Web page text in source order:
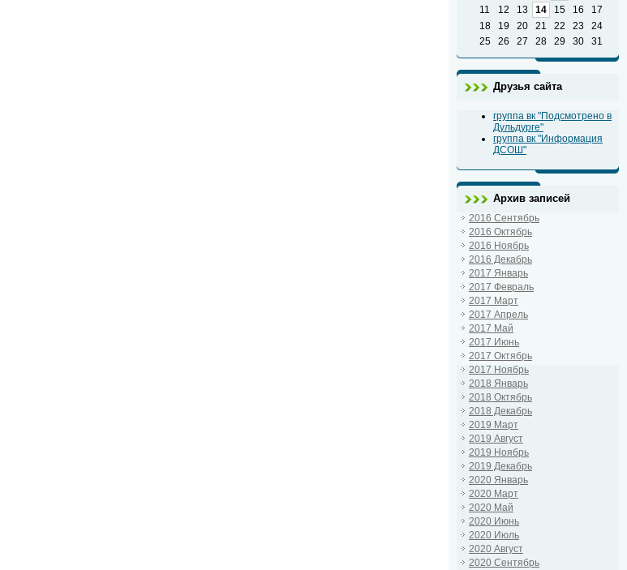
11
12 13 14 15 16
17
18
19 20 21 22 23
24
25
26 27 28 29 30 31
Друзья сайта
группа вк "Подсмотрено в
Дульдурге"
группа вк "Информация
ДСОШ"
Архив записей
2016 Сентябрь
2016 Октябрь
2016 Ноябрь
2016 Декабрь
2017 Январь
2017 Февраль
2017 Март
2017 Апрель
2017 Май
2017 Июнь
2017 Октябрь
2017 Ноябрь
2018 Январь
2018 Октябрь
2018 Декабрь
2019 Март
2019 Август
2019 Ноябрь
2019 Декабрь
2020 Январь
2020 Март
2020 Май
2020 Июнь
2020 Июль
2020 Август
2020 Сентябрь